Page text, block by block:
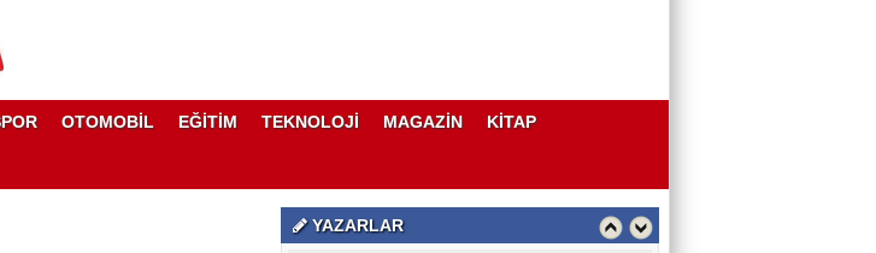
OTOMOBİL EĞİTİM TEKNOLOJİ MAGAZİN KİTAP
YAZARLARBAYRAMI’NA